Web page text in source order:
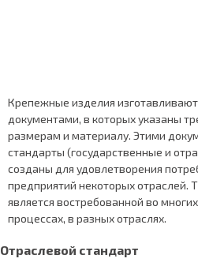
Крепежные изделия изготавливают
документами, в которых указаны
размерам и материалу. Этими
стандарты (государственные и
созданы для удовлетворения
предприятий некоторых отраслей.
является востребованной во
процессах, в разных отраслях.
Отраслевой стандарт